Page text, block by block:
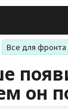
Все для фронта
он